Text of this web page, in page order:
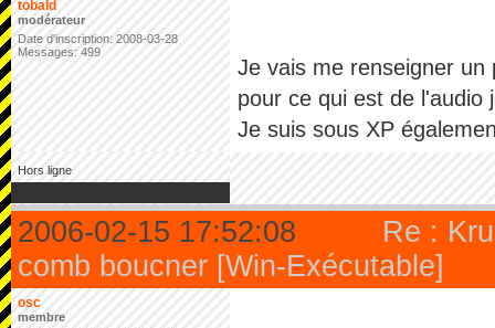
tobald
modérateur
Date d'inscription: 2008-03-28
Messages: 499
Je vais me renseigner
pour ce qui est de l'audio
Je suis sous XP
Hors ligne
2006-02-15 17:52:08
Re :
comb boucner [Win-Exécutable]
osc
membre